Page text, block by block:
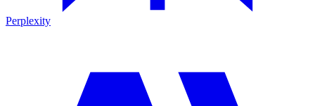
Perplexity